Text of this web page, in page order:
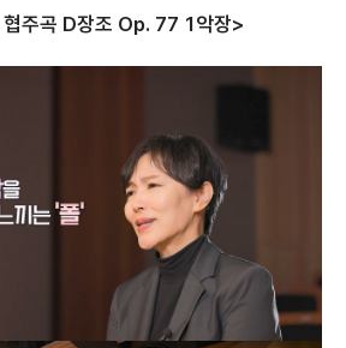
주곡 D장조 Op. 77 1악장>